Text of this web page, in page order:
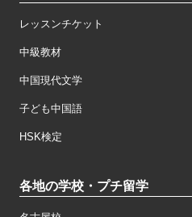
レッスンチケット
中級教材
中国現代文学
子ども中国語
HSK検定
各地の学校・プチ留学